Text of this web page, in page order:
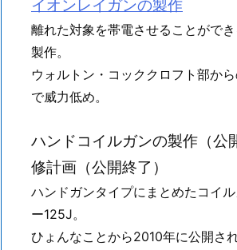
イオンレイガンの製作
離れた対象を帯電させることがで
製作。
ウォルトン・コッククロフト部か
で威力低め。
ハンドコイルガンの製作（
修計画（公開終了）
ハンドガンタイプにまとめたコイ
ー125J。
ひょんなことから2010年に公開さ